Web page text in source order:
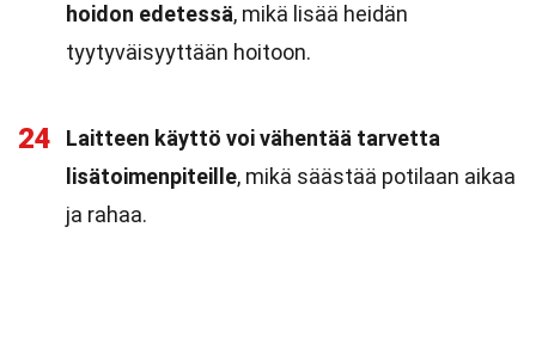
hoidon edetessä, mikä lisää heidän
tyytyväisyyttään hoitoon.
24
Laitteen käyttö voi vähentää tarvetta
lisätoimenpiteille, mikä säästää potilaan aikaa
ja rahaa.